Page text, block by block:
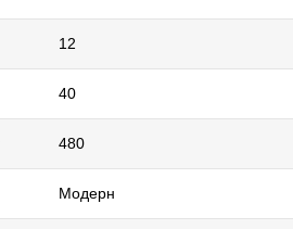
12
40
480
Модерн